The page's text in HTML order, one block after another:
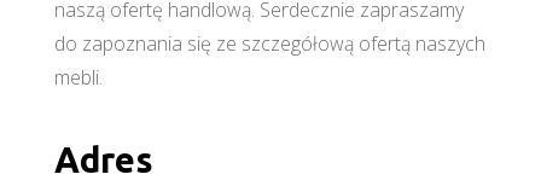
naszą ofertę handlową. Serdecznie zapraszamy
do zapoznania się ze szczegółową ofertą naszych
mebli.
Adres